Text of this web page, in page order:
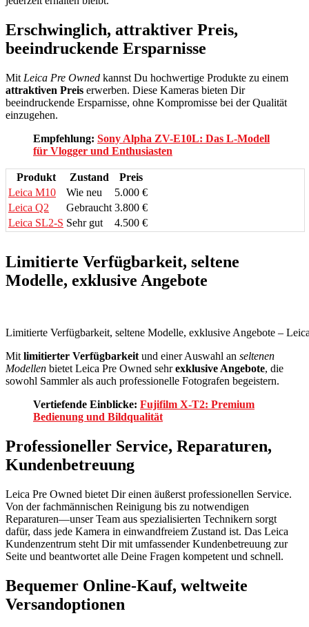
Erschwinglich, attraktiver Preis,
beeindruckende Ersparnisse
Mit Leica Pre Owned kannst Du hochwertige Produkte zu einem
attraktiven Preis erwerben. Diese Kameras bieten Dir
beeindruckende Ersparnisse, ohne Kompromisse bei der Qualität
einzugehen.
Empfehlung: Sony Alpha ZV-E10L: Das L-Modell
für Vlogger und Enthusiasten
Produkt Zustand
Preis
Leica M10
Wie neu
5.000 €
Leica Q2
Gebraucht 3.800 €
Leica SL2-S Sehr gut 4.500 €
Limitierte Verfügbarkeit, seltene
Modelle, exklusive Angebote
Limitierte Verfügbarkeit, seltene Modelle, exklusive Angebote –
Mitlimitierter Verfügbarkeitund einer Auswahl an seltenen
Modellen bietet Leica Pre Owned sehrexklusive Angebote, die
sowohl Sammler als auch professionelle Fotografen begeistern.
Vertiefende Einblicke: Fujifilm X-T2: Premium
Bedienung und Bildqualität
Professioneller Service, Reparaturen,
Kundenbetreuung
Leica Pre Owned bietet Dir einen äußerst professionellen Service.
Von der fachmännischen Reinigung bis zu notwendigen
Reparaturen—unser Team aus spezialisierten Technikern sorgt
dafür, dass jede Kamera in einwandfreiem Zustand ist. Das Leica
Kundenzentrum steht Dir mit umfassender Kundenbetreuung zur
Seite und beantwortet alle Deine Fragen kompetent und schnell.
Bequemer Online-Kauf, weltweite
Versandoptionen